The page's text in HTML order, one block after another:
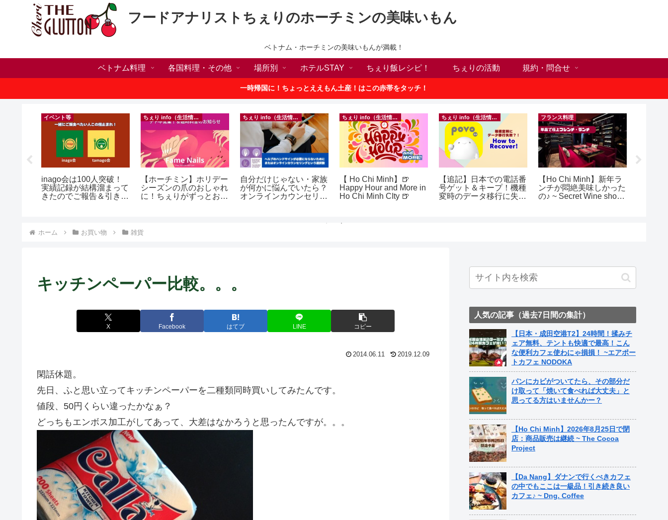
フードアナリストちぇりのホーチミンの美味いもん
ベトナム・ホーチミンの美味いもんが満載！
ベトナム料理 各国料理・その他 場所別 ホテルSTAY ちぇり飯レシピ！ ちぇりの活動 規約・問合せ
一時帰国に！ちょっとええもん土産！はこの赤帯をタッチ！
イベント等
inago会は100人突破！
実績記録が結構溜まって
きたのでご報告＆引き続
ちぇり info（生活情報）
【ホーチミン】ホリデー
シーズンの爪のおしゃれ
に！ちぇりがずっとお世
ト中営業予定追記） ~
ちぇり info（生活情報）
自分だけじゃない・家族
が何かに悩んでいたら？
オンラインカウンセリン
ちぇり info（生活情報）
【 Ho Chi Minh】🍺
Happy Hour and More in
Ho Chi Minh CIty 🍺
ちぇり info（生活情報）
【追記】日本での電話番
号ゲット＆キープ！機種
変時のデータ移行に失敗
フランス料理
【Ho Chi Minh】新年ラ
ンチが悶絶美味しかった
の♪ ~ Secret Wine shop
ホーム お買い物 雑貨
キッチンペーパー比較。。。
X Facebook はてブ LINE コピー
2014.06.11 2019.12.09
閑話休題。
先日、ふと思い立ってキッチンペーパーを二種類同時買いしてみたんです。
値段、50円くらい違ったかなぁ？
どっちもエンボス加工がしてあって、大差はなかろうと思ったんですが。。。
人気の記事（過去7日間の集計）
【日本・成田空港T2】24時間！揉みチ
ェア無料、テントも快適で最高！こん
な便利カフェ使わにゃ損損！ ~エアポー
トカフェ NODOKA
パンにカビがついてたら、その部分だ
け取って「焼いて食べれば大丈夫」と
思ってる方はいませんかー？
【Ho Chi Minh】2026年8月25日で閉
店：商品販売は継続 ~ The Cocoa
Project
【Da Nang】ダナンで行くべきカフェ
の中でもここは一級品！引き続き良い
カフェ♪ ~ Dng. Coffee